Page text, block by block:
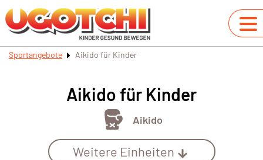
Sportangebote Aikido für Kinder
Aikido für Kinder
Aikido
Weitere Einheiten